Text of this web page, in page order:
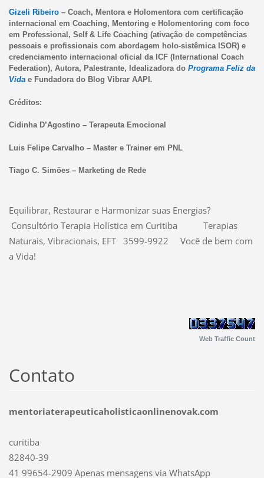
Gizeli Ribeiro– Coach, Mentora e Holomentora com certificação
internacional em Coaching, Mentoring e Holomentoring com foco
em Professional, Self & Life Coaching (ativação de competências
pessoais e profissionais com abordagem holo-sistêmica ISOR) e
credenciamento internacional oficial da ICF (International Coach
Federation), Autora, Palestrante, Idealizadora do Programa Feliz da
Vida e Fundadora do Blog Vibrar AAPI .
Créditos:
Cidinha D’Agostino – Terapeuta Emocional
Luis Felipe Carvalho – Master e Trainer em PNL
Tiago C. Simões – Marketing de Rede
Equilibrar, Restaurar e Harmonizar suas Energias?
Consultório Terapia Holística em Curitiba Terapias
Naturais, Vibracionais, EFT 3599-9922 Você de bem com
a Vida!
Web Traffic Count
Contato
mentoriaterapeuticaholisticaonlinenovak.com
curitiba
82840-39
41 99654-2909 Apenas mensagens via WhatsApp